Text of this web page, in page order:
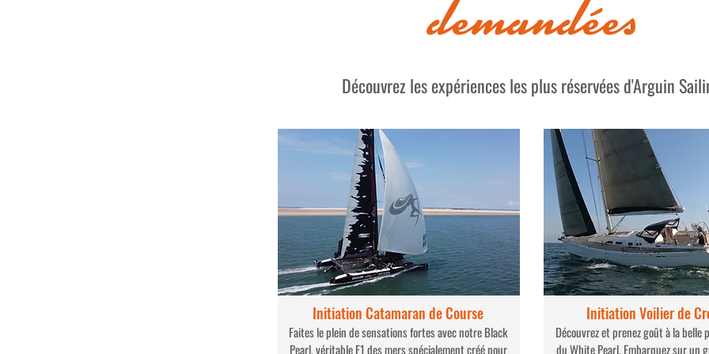
demandées
Découvrez les expériences les plus réservées d'Arguin
Initiation Catamaran de Course
Faites le plein de sensations fortes avec notre Black
Pearl, véritable F1 des mers spécialement créé pour
Initiation Voilier de
Découvrez et prenez goût à la belle
du White Pearl. Embarquez sur un